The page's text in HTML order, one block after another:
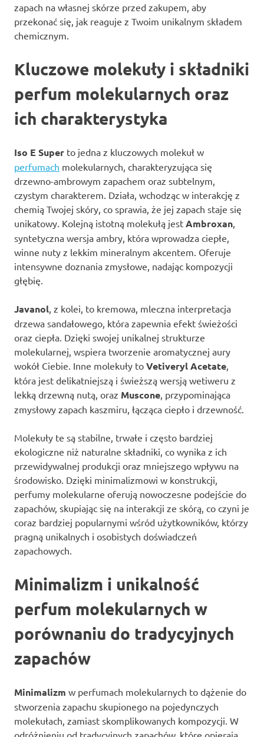
zapach na własnej skórze przed zakupem, aby
przekonać się, jak reaguje z Twoim unikalnym składem
chemicznym.
Kluczowe molekuły i składniki
perfum molekularnych oraz
ich charakterystyka
Iso E Super to jedna z kluczowych molekuł w
perfumach molekularnych, charakteryzująca się
drzewno-ambrowym zapachem oraz subtelnym,
czystym charakterem. Działa, wchodząc w interakcję z
chemią Twojej skóry, co sprawia, że jej zapach staje się
unikatowy. Kolejną istotną molekułą jest Ambroxan,
syntetyczna wersja ambry, która wprowadza ciepłe,
winne nuty z lekkim mineralnym akcentem. Oferuje
intensywne doznania zmysłowe, nadając kompozycji
głębię.
Javanol, z kolei, to kremowa, mleczna interpretacja
drzewa sandałowego, która zapewnia efekt świeżości
oraz ciepła. Dzięki swojej unikalnej strukturze
molekularnej, wspiera tworzenie aromatycznej aury
wokół Ciebie. Inne molekuły to Vetiveryl Acetate,
która jest delikatniejszą i świeższą wersją wetiweru z
lekką drzewną nutą, oraz Muscone, przypominająca
zmysłowy zapach kaszmiru, łącząca ciepło i drzewność.
Molekuły te są stabilne, trwałe i często bardziej
ekologiczne niż naturalne składniki, co wynika z ich
przewidywalnej produkcji oraz mniejszego wpływu na
środowisko. Dzięki minimalizmowi w konstrukcji,
perfumy molekularne oferują nowoczesne podejście do
zapachów, skupiając się na interakcji ze skórą, co czyni je
coraz bardziej popularnymi wśród użytkowników, którzy
pragną unikalnych i osobistych doświadczeń
zapachowych.
Minimalizm i unikalność
perfum molekularnych w
porównaniu do tradycyjnych
zapachów
Minimalizm w perfumach molekularnych to dążenie do
stworzenia zapachu skupionego na pojedynczych
molekułach, zamiast skomplikowanych kompozycji. W